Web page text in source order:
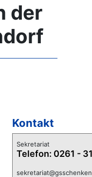
der
Kontakt
Sekretariat
Telefon: 0261 -